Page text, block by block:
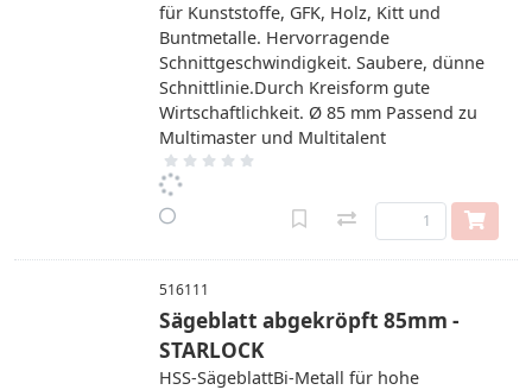
für Kunststoffe, GFK, Holz, Kitt und
Buntmetalle. Hervorragende
Schnittgeschwindigkeit. Saubere, dünne
Schnittlinie.Durch Kreisform gute
Wirtschaftlichkeit. Ø 85 mm Passend zu
Multimaster und Multitalent
516111
Sägeblatt abgekröpft 85mm -
STARLOCK
HSS-SägeblattBi-Metall für hohe